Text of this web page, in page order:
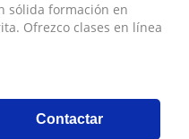
sólida formación en
Ofrezco clases en línea
Contactar